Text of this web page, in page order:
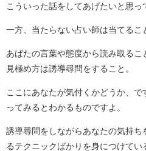
こういった話をしてあげたいと思っ
一方、当たらない占い師は当てるこ
あばたの言葉や態度から読み取る
見極め方は誘導尋問をすること。
ここにあなたが気付くかどうか、
ってみるとわかるものですよ。
誘導尋問をしながらあなたの気持
るテクニックばかりを身につけてい